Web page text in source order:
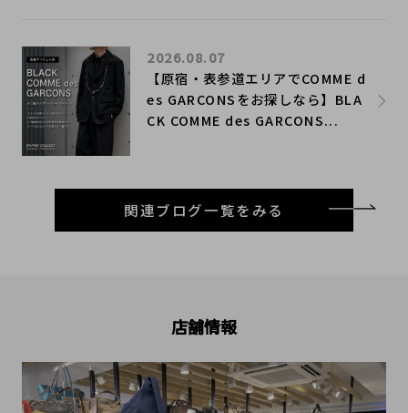
【原宿・表参道エリアでCOMME d
es GARCONSをお探しなら】BLA
CK COMME des GARCONS...
2026.08.07
関連ブログ一覧をみる
店舗情報